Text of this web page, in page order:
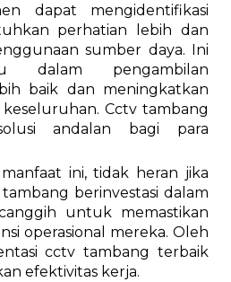
dapat mengidentifikasi
perhatian lebih dan
sumber daya. Ini
dalam pengambilan
baik dan meningkatkan
Cctv tambang
andalan bagi para
ini, tidak heran jika
berinvestasi dalam
untuk memastikan
operasional mereka. Oleh
cctv tambang terbaik
efektivitas kerja.